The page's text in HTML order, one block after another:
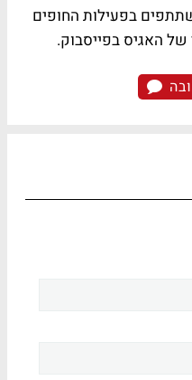
בפעילות החופים
האגיס בפייסבוק.